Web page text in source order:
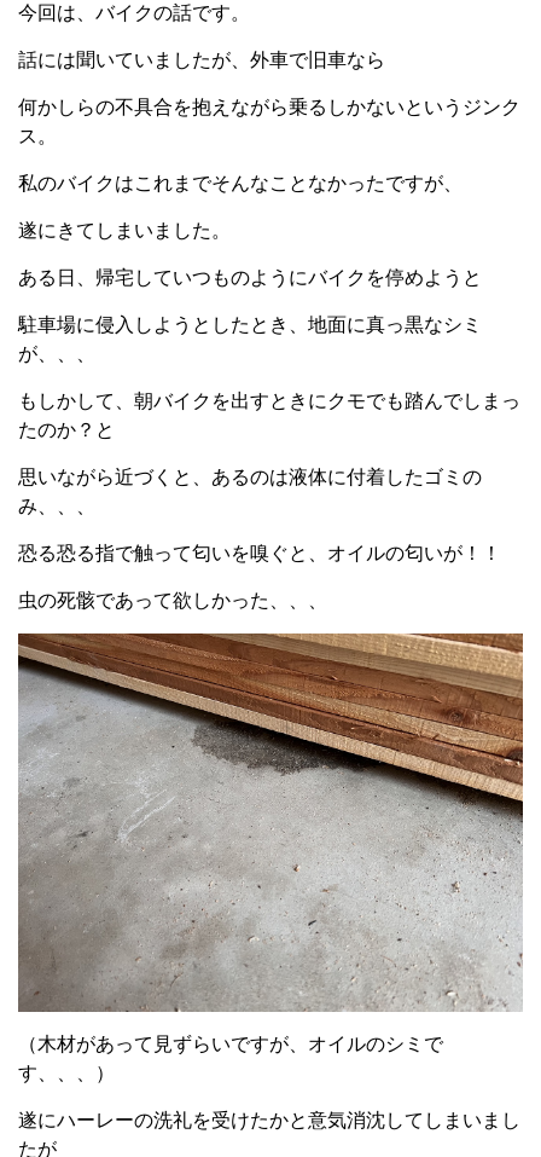
今回は、バイクの話です。
話には聞いていましたが、外車で旧車なら
何かしらの不具合を抱えながら乗るしかないというジンク
ス。
私のバイクはこれまでそんなことなかったですが、
遂にきてしまいました。
ある日、帰宅していつものようにバイクを停めようと
駐車場に侵入しようとしたとき、地面に真っ黒なシミ
が、、、
もしかして、朝バイクを出すときにクモでも踏んでしまっ
たのか？と
思いながら近づくと、あるのは液体に付着したゴミの
み、、、
恐る恐る指で触って匂いを嗅ぐと、オイルの匂いが！！
虫の死骸であって欲しかった、、、
（木材があって見ずらいですが、オイルのシミで
す、、、）
遂にハーレーの洗礼を受けたかと意気消沈してしまいまし
たが